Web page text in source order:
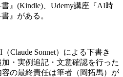
』(Kindle)、Udemy講座『AI時
』がある。
Claude Sonnet）による下書き
・実例追記・文意確認を行った
の最終責任は筆者（岡拓馬）が